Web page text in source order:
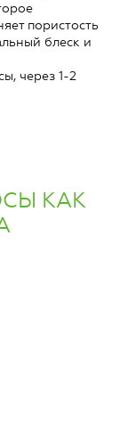
пористость
блеск и
через 1-2
КАК